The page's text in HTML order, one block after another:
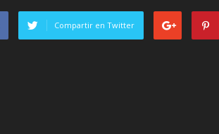
Compartir en Twitter